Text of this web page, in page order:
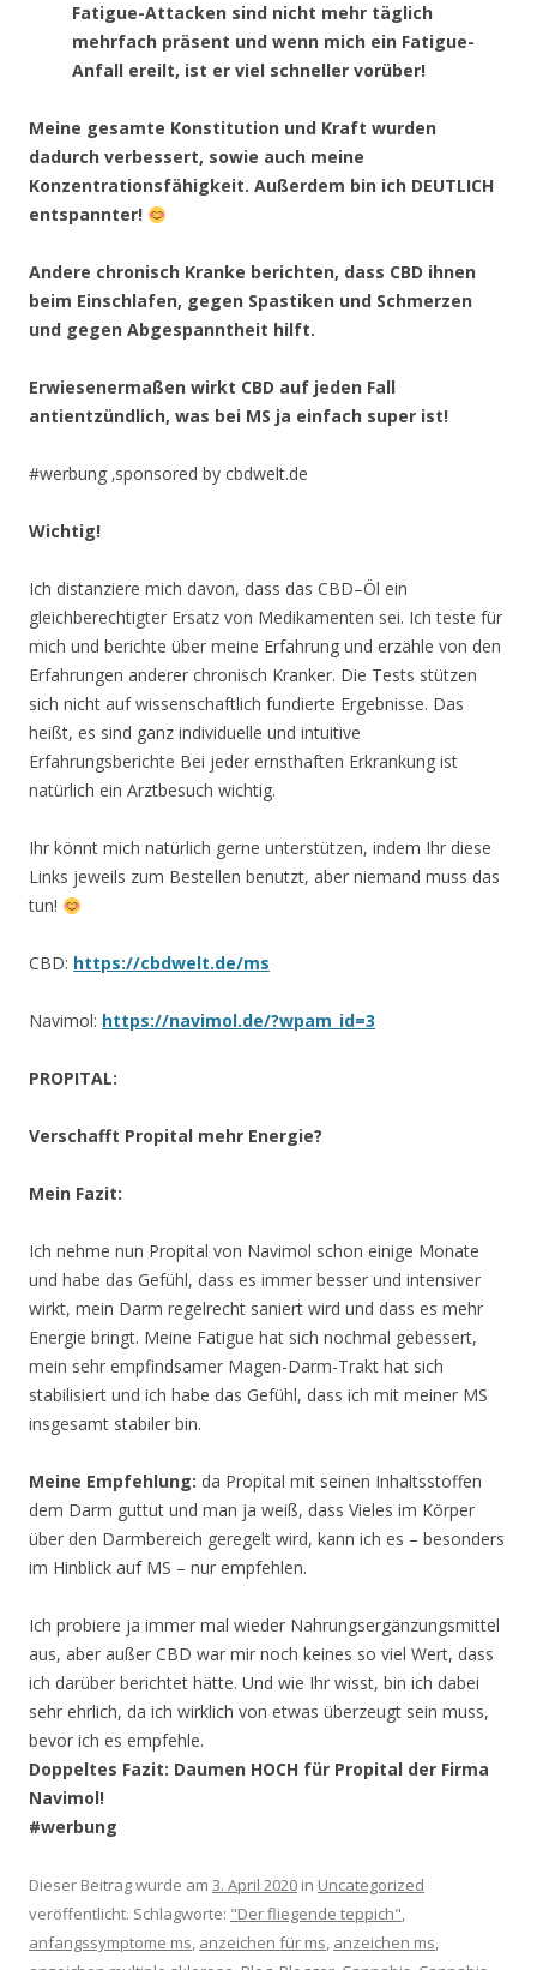
Fatigue-Attacken sind nicht mehr täglich
mehrfach präsent und wenn mich ein Fatigue-
Anfall ereilt, ist er viel schneller vorüber!
Meine gesamte Konstitution und Kraft wurden
dadurch verbessert, sowie auch meine
Konzentrationsfähigkeit. Außerdem bin ich DEUTLICH
entspannter!
Andere chronisch Kranke berichten, dass CBD ihnen
beim Einschlafen, gegen Spastiken und Schmerzen
und gegen Abgespanntheit hilft.
Erwiesenermaßen wirkt CBD auf jeden Fall
antientzündlich, was bei MS ja einfach super ist!
#werbung ‚sponsored by cbdwelt.de
Wichtig!
Ich distanziere mich davon, dass das CBD–Öl ein
gleichberechtigter Ersatz von Medikamenten sei. Ich teste für
mich und berichte über meine Erfahrung und erzähle von den
Erfahrungen anderer chronisch Kranker. Die Tests stützen
sich nicht auf wissenschaftlich fundierte Ergebnisse. Das
heißt, es sind ganz individuelle und intuitive
Erfahrungsberichte Bei jeder ernsthaften Erkrankung ist
natürlich ein Arztbesuch wichtig.
Ihr könnt mich natürlich gerne unterstützen, indem Ihr diese
Links jeweils zum Bestellen benutzt, aber niemand muss das
tun!
CBD: https://cbdwelt.de/ms
Navimol: https://navimol.de/?wpam_id=3
PROPITAL:
Verschafft Propital mehr Energie?
Mein Fazit:
Ich nehme nun Propital von Navimol schon einige Monate
und habe das Gefühl, dass es immer besser und intensiver
wirkt, mein Darm regelrecht saniert wird und dass es mehr
Energie bringt. Meine Fatigue hat sich nochmal gebessert,
mein sehr empfindsamer Magen-Darm-Trakt hat sich
stabilisiert und ich habe das Gefühl, dass ich mit meiner MS
insgesamt stabiler bin.
Meine Empfehlung: da Propital mit seinen Inhaltsstoffen
dem Darm guttut und man ja weiß, dass Vieles im Körper
über den Darmbereich geregelt wird, kann ich es – besonders
im Hinblick auf MS – nur empfehlen.
Ich probiere ja immer mal wieder Nahrungsergänzungsmittel
aus, aber außer CBD war mir noch keines so viel Wert, dass
ich darüber berichtet hätte. Und wie Ihr wisst, bin ich dabei
sehr ehrlich, da ich wirklich von etwas überzeugt sein muss,
bevor ich es empfehle.
Doppeltes Fazit: Daumen HOCH für Propital der Firma
Navimol!
#werbung
Dieser Beitrag wurde am 3. April 2020 in Uncategorized
veröffentlicht. Schlagworte: "Der fliegende teppich",
anfangssymptome ms, anzeichen für ms, anzeichen ms,